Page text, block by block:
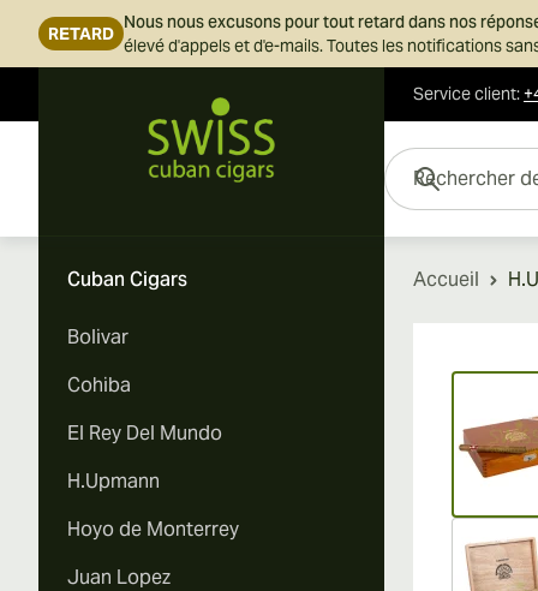
RETARD
Nous nous excusons pour tout retard dans nos
élevé d'appels et d'e-mails. Toutes les notifications
Service client:
Rechercher des
Cuban Cigars
Bolivar
Cohiba
El Rey Del Mundo
H.Upmann
Hoyo de Monterrey
Juan Lopez
Accueil